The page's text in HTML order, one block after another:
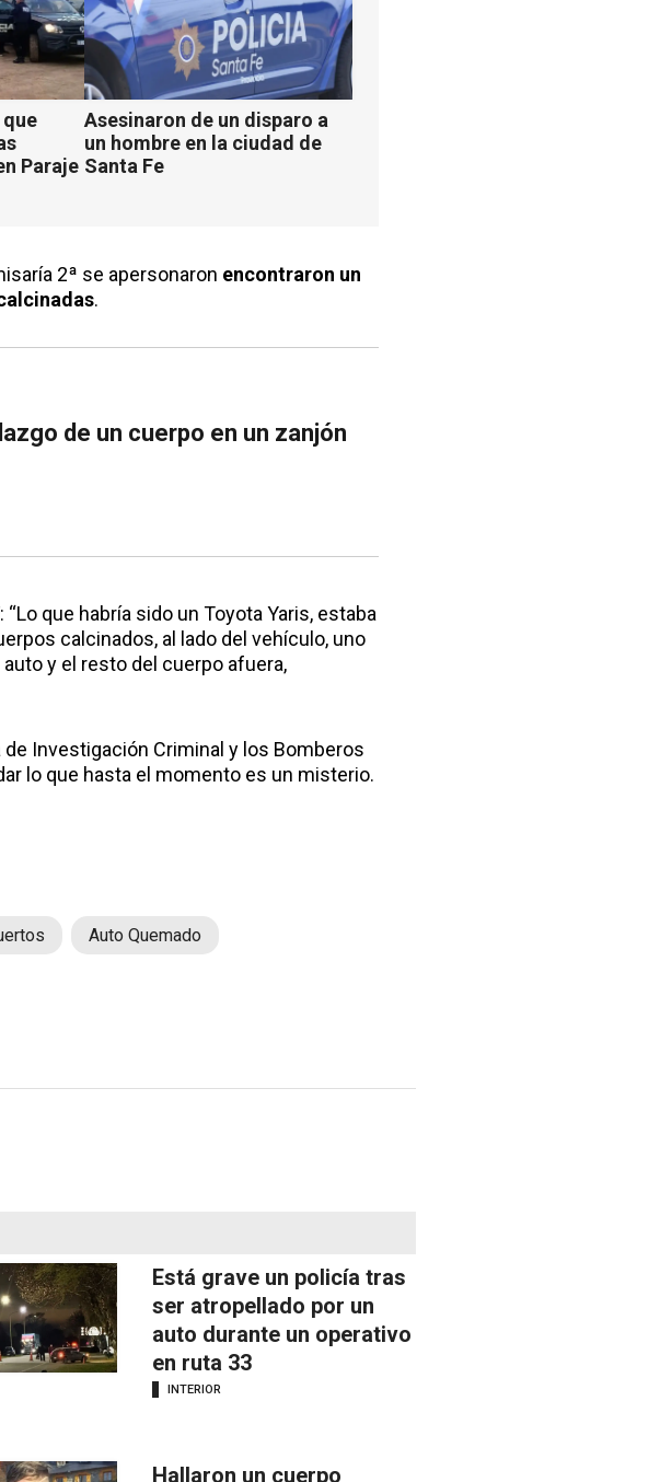
Paraje
Asesinaron de un disparo a
un hombre en la ciudad de
Santa Fe
2ª se apersonaron encontraron un
.
de un cuerpo en un zanjón
que habría sido un Toyota Yaris, estaba
calcinados, al lado del vehículo, uno
y el resto del cuerpo afuera,
Investigación Criminal y los Bomberos
lo que hasta el momento es un misterio.
Auto Quemado
Está grave un policía tras
ser atropellado por un
auto durante un operativo
en ruta 33
INTERIOR
Hallaron un cuerpo